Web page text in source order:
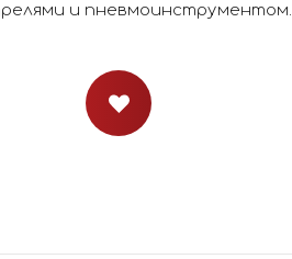
и пневмоинструментом.